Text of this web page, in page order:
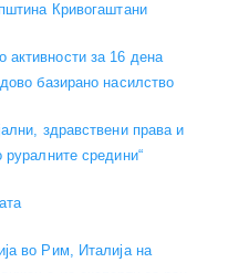
Кривогаштани
за 16 дена
базирано насилство
здравствени права и
средини“
во Рим, Италија на